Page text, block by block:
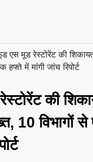
एस मूड रेस्टोरेंट की
में मांगी जांच रिपोर्ट
की
10 विभागों